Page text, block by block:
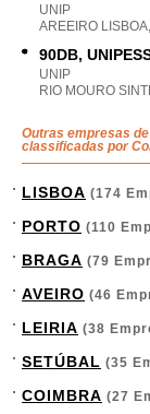
UNIP
AREEIRO
90DB,
UNIP
RIO MOURO
Outras empresas
classificadas por
LISBOA (174
PORTO (110
BRAGA (79
AVEIRO (46
LEIRIA (38
SETÚBAL (35
COIMBRA (27